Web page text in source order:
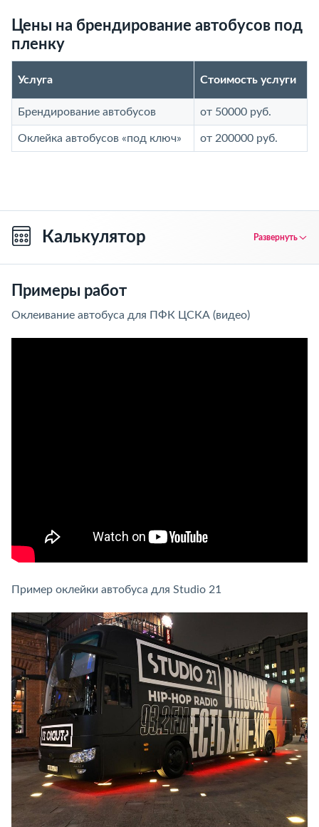
Цены на брендирование автобусов под
пленку
Услуга Стоимость услуги
Брендирование автобусов от 50000 руб.
Оклейка автобусов «под ключ» от 200000 руб.
Калькулятор Развернуть
Примеры работ
Оклеивание автобуса для ПФК ЦСКА (видео)
Пример оклейки автобуса для Studio 21